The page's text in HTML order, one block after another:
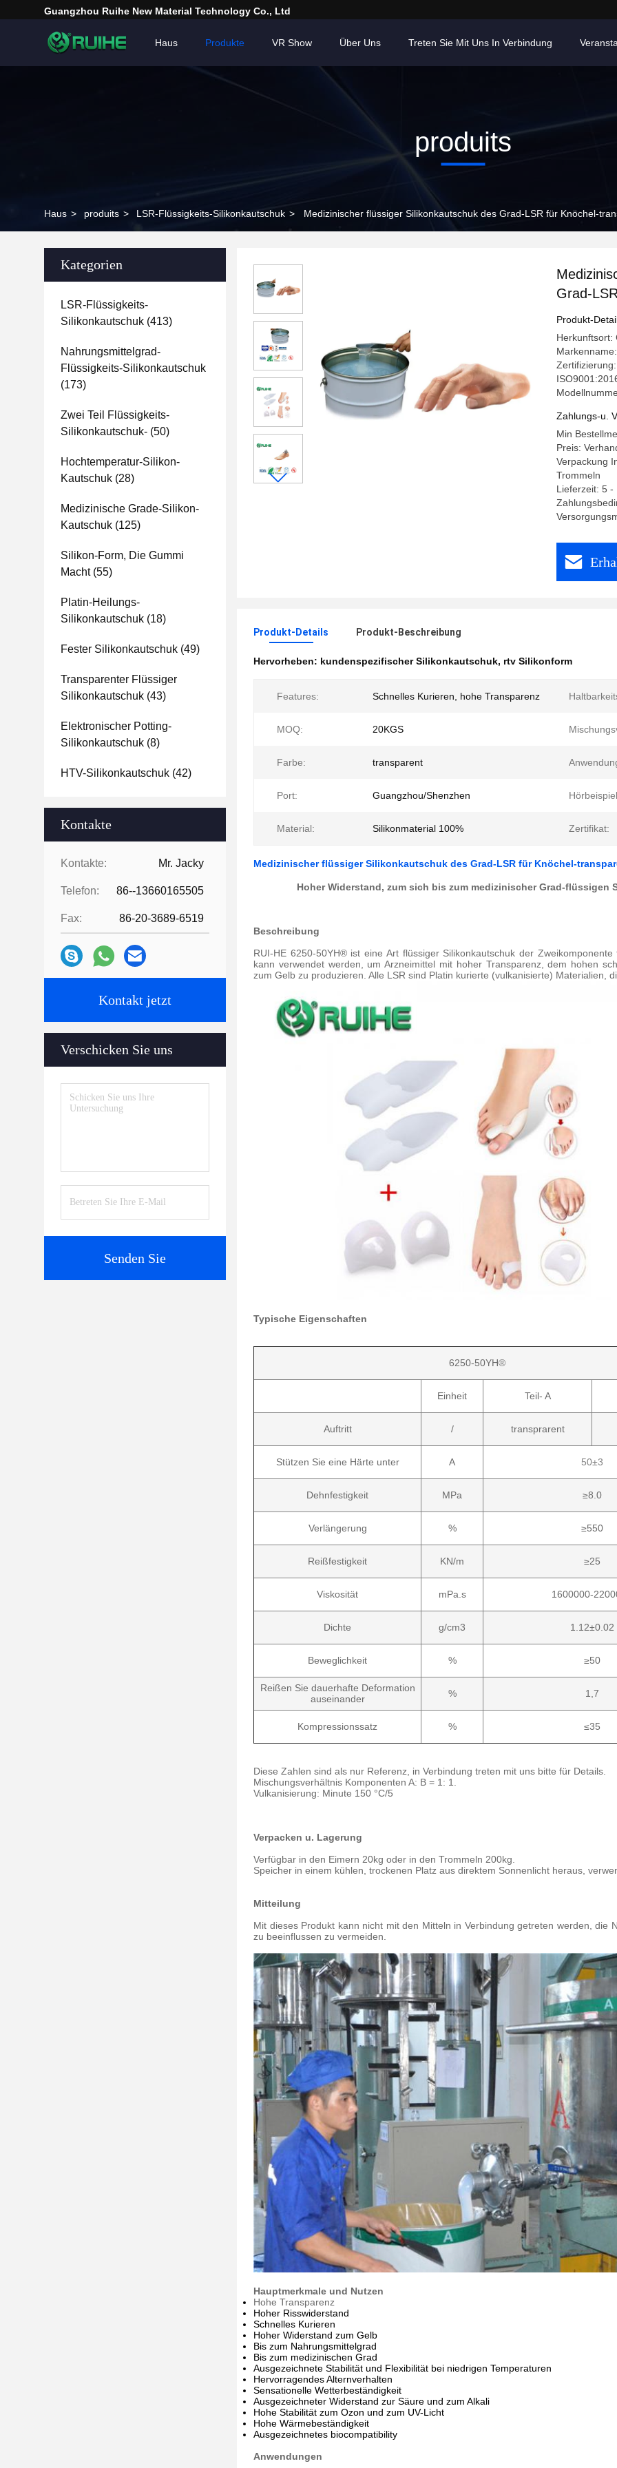
Guangzhou Ruihe New Material Technology Co., Ltd
Haus Produkte VR Show Über Uns Treten Sie Mit Uns In Verbindung
produits
Haus > produits > LSR-Flüssigkeits-Silikonkautschuk > Medizinischer flüssiger Silikonkautschuk des Grad-LSR für Knöchel-
Kategorien
LSR-Flüssigkeits-
Silikonkautschuk (413)
Nahrungsmittelgrad-
Flüssigkeits-Silikonkautschuk
(173)
Zwei Teil Flüssigkeits-
Silikonkautschuk- (50)
Hochtemperatur-Silikon-
Kautschuk (28)
Medizinische Grade-Silikon-
Kautschuk (125)
Silikon-Form, Die Gummi
Macht(55)
Platin-Heilungs-
Silikonkautschuk (18)
Fester Silikonkautschuk (49)
Transparenter Flüssiger
Silikonkautschuk (43)
Elektronischer Potting-
Silikonkautschuk (8)
HTV-Silikonkautschuk (42)
Kontakte
Kontakte: Mr. Jacky
Telefon: 86--13660165505
Fax: 86-20-3689-6519
Kontakt jetzt
Verschicken Sie uns
Senden Sie
Grad-
Produkt-
Herkunftsort:
Zahlungs-u.
Min
Preis:
Verpackung
Trommeln
Lieferzeit: 5 -
Produkt-Details Produkt-Beschreibung
Hervorheben: kundenspezifischer Silikonkautschuk, rtv Silikonform
Features: Schnelles Kurieren, hohe Transparenz
MOQ: 20KGS
Farbe: transparent
Port: Guangzhou/Shenzhen
Material: Silikonmaterial 100% Zertifikat:
Medizinischer flüssiger Silikonkautschuk des Grad-LSR für Knöchel-
Hoher Widerstand, zum sich bis zum medizinischer Grad-
Beschreibung
RUI-HE 6250-50YH® ist eine Art flüssiger Silikonkautschuk der
kann verwendet werden, um Arzneimittel mit hoher Transparenz, dem hohen
zum Gelb zu produzieren. Alle LSR sind Platin kurierte (vulkanisierte) Materialien,
Typische Eigenschaften
6250-50YH®
Einheit Teil- A
Auftritt / transprarent
Stützen Sie eine Härte unter A 50±3
Dehnfestigkeit MPa ≥8.0
Verlängerung % ≥550
Reißfestigkeit KN/m ≥25
Viskosität mPa.s 1600000-
Dichte g/cm3 1.12±0.02
Beweglichkeit % ≥50
Reißen Sie dauerhafte Deformation
auseinander
% 1,7
Kompressionssatz % ≤35
Diese Zahlen sind als nur Referenz, in Verbindung treten mit uns bitte für Details.
Mischungsverhältnis Komponenten A: B = 1: 1.
Vulkanisierung: Minute 150 °C/5
Verpacken u. Lagerung
Verfügbar in den Eimern 20kg oder in den Trommeln 200kg.
Speicher in einem kühlen, trockenen Platz aus direktem Sonnenlicht heraus,
Mitteilung
Mit dieses Produkt kann nicht mit den Mitteln in Verbindung getreten werden, die
zu beeinflussen zu vermeiden.
Hauptmerkmale und Nutzen
Hohe Transparenz
Hoher Risswiderstand
Schnelles Kurieren
Hoher Widerstand zum Gelb
Bis zum Nahrungsmittelgrad
Bis zum medizinischen Grad
Ausgezeichnete Stabilität und Flexibilität bei niedrigen Temperaturen
Hervorragendes Alternverhalten
Sensationelle Wetterbeständigkeit
Ausgezeichneter Widerstand zur Säure und zum Alkali
Hohe Stabilität zum Ozon und zum UV-Licht
Hohe Wärmebeständigkeit
Ausgezeichnetes biocompatibility
Anwendungen